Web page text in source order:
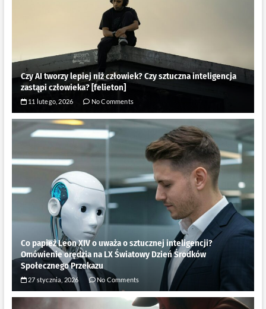
Czy AI tworzy lepiej niż człowiek? Czy sztuczna inteligencja
zastąpi człowieka? [felieton]
11 lutego, 2026 No Comments
Co papież Leon XIV o uważa o sztucznej inteligencji?
Omówienie orędzia na LX Światowy Dzień Środków
Społecznego Przekazu
27 stycznia, 2026 No Comments